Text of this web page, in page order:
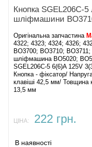
Кнопка SGEL206C-
шліфмашини
Оригінальна запчастина
4322; 4323; 4324; 4326;
BO3700; BO3710;
шліфмашина BO5020;
SGEL206C-5 6(6)A 125V
Кнопка - фіксатор/
клавіші 42,5 мм/ Товщина
13,5 мм
ЦІНА: 222 грн.
В наявності